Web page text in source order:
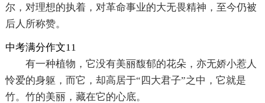
尔，对理想的执着，对革命事业的大无畏精神，至今仍被
后人所称赞。
中考满分作文11
有一种植物，它没有美丽馥郁的花朵，亦无娇小惹人
怜爱的身躯，而它，却高居于“四大君子”之中，它就是
竹。竹的美丽，藏在它的心底。